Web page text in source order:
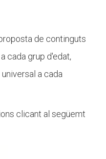
de continguts
cada grup d'edat,
a cada
clicant al següemt